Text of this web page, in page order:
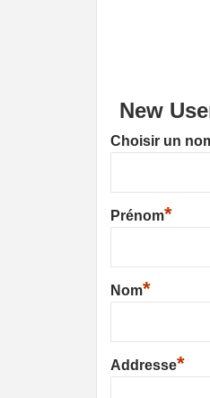
New
Choisir un
Prénom*
Nom*
Addresse*